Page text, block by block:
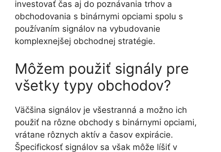
investovať čas aj do poznávania trhov a
obchodovania s binárnymi opciami spolu s
používaním signálov na vybudovanie
komplexnejšej obchodnej stratégie.
Môžem použiť signály pre
všetky typy obchodov?
Väčšina signálov je všestranná a možno ich
použiť na rôzne obchody s binárnymi opciami,
vrátane rôznych aktív a časov expirácie.
Špecifickosť signálov sa však môže líšiť v